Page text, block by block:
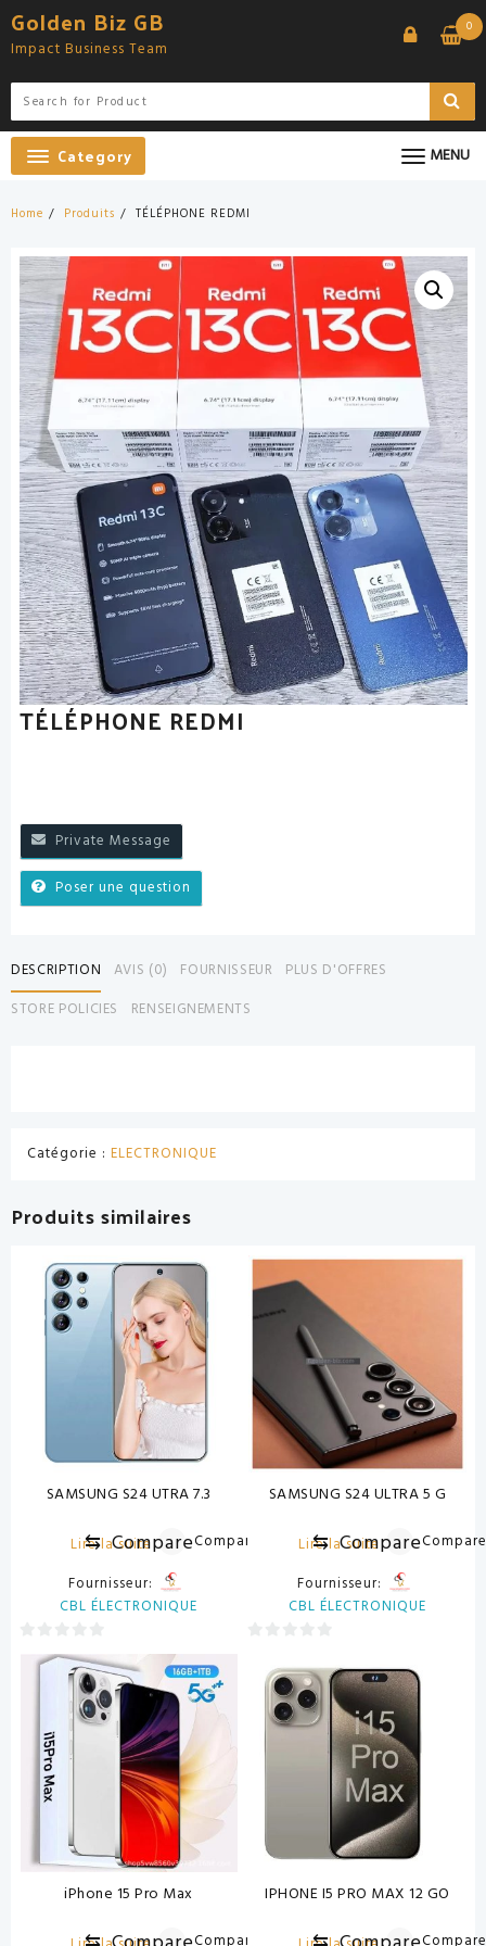
Skip
to
content
Golden Biz GB
Impact Business Team
0
Category MENU
Home Produits TÉLÉPHONE REDMI
TÉLÉPHONE REDMI
Private Message
Poser une question
DESCRIPTION AVIS (0) FOURNISSEUR
PLUS D'OFFRES
STORE POLICIES
RENSEIGNEMENTS
Catégorie : ELECTRONIQUE
Produits similaires
SAMSUNG S24 UTRA 7.3
Lire la suite
⇆ CompareCompare
Fournisseur:
CBL ÉLECTRONIQUE
SAMSUNG S24 ULTRA 5 G
Lire la suite
⇆ Compare
Fournisseur:
CBL ÉLECTRONIQUE
sur
iPhone 15 Pro Max
Compare
IPHONE I5 PRO MAX 12 GO